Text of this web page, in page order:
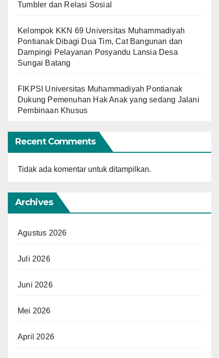
Tumbler dan Relasi Sosial
Kelompok KKN 69 Universitas Muhammadiyah
Pontianak Dibagi Dua Tim, Cat Bangunan dan
Dampingi Pelayanan Posyandu Lansia Desa
Sungai Batang
FIKPSI Universitas Muhammadiyah Pontianak
Dukung Pemenuhan Hak Anak yang sedang Jalani
Pembinaan Khusus
Recent Comments
Tidak ada komentar untuk ditampilkan.
Archives
Agustus 2026
Juli 2026
Juni 2026
Mei 2026
April 2026